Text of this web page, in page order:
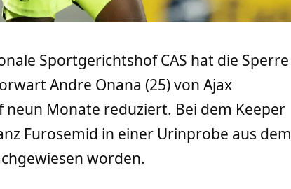
Sportgerichtshof CAS hat die Sperre
Andre Onana (25) von Ajax
Monate reduziert. Bei dem Keeper
Furosemid in einer Urinprobe aus dem
worden.